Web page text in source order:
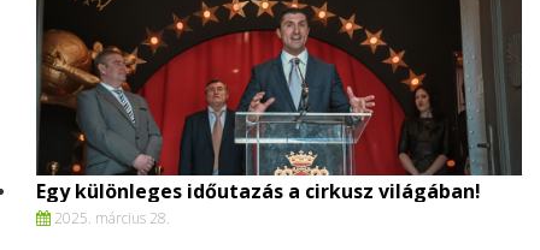
Egy különleges időutazás a cirkusz világában!
2025. március 28.